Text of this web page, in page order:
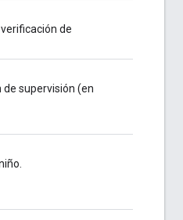
de
supervisión (en